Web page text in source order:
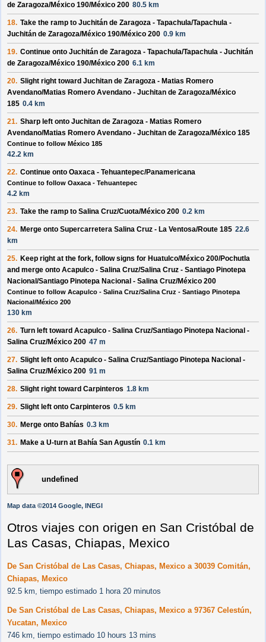
de Zaragoza/México 190/México 200 80.5 km
18. Take the ramp to Juchitán de Zaragoza - Tapachula/Tapachula -
Juchitán de Zaragoza/México 190/México 200 0.9 km
19. Continue onto Juchitán de Zaragoza - Tapachula/Tapachula - Juchitán
de Zaragoza/México 190/México 200 6.1 km
20. Slight right toward Juchitan de Zaragoza - Matias Romero
Avendano/Matias Romero Avendano - Juchitan de Zaragoza/México
185 0.4 km
21. Sharp left onto Juchitan de Zaragoza - Matias Romero
Avendano/Matias Romero Avendano - Juchitan de Zaragoza/México 185
Continue to follow México 185
42.2 km
22. Continue onto Oaxaca - Tehuantepec/Panamericana
Continue to follow Oaxaca - Tehuantepec
4.2 km
23. Take the ramp to Salina Cruz/Cuota/México 200 0.2 km
24. Merge onto Supercarretera Salina Cruz - La Ventosa/Route 185 22.6
km
25. Keep right at the fork, follow signs for Huatulco/México 200/Pochutla
and merge onto Acapulco - Salina Cruz/Salina Cruz - Santiago Pinotepa
Nacional/Santiago Pinotepa Nacional - Salina Cruz/México 200
Continue to follow Acapulco - Salina Cruz/Salina Cruz - Santiago Pinotepa
Nacional/México 200
130 km
26. Turn left toward Acapulco - Salina Cruz/Santiago Pinotepa Nacional -
Salina Cruz/México 200 47 m
27. Slight left onto Acapulco - Salina Cruz/Santiago Pinotepa Nacional -
Salina Cruz/México 200 91 m
28. Slight right toward Carpinteros 1.8 km
29. Slight left onto Carpinteros 0.5 km
30. Merge onto Bahías 0.3 km
31. Make a U-turn at Bahía San Agustín 0.1 km
undefined
Map data ©2014 Google, INEGI
Otros viajes con origen en San Cristóbal de
Las Casas, Chiapas, Mexico
De San Cristóbal de Las Casas, Chiapas, Mexico a 30039 Comitán,
Chiapas, Mexico
92.5 km, tiempo estimado 1 hora 20 minutos
De San Cristóbal de Las Casas, Chiapas, Mexico a 97367 Celestún,
Yucatan, Mexico
746 km, tiempo estimado 10 hours 13 mins